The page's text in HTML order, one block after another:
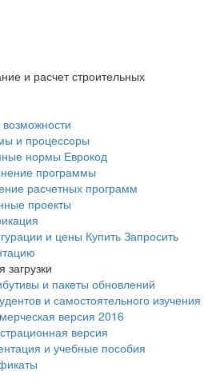
и расчет строительных
и процессоры
нормы Еврокод
программы
расчетных программ
проекты
и цены Купить Запросить
и пакеты обновлений
и самостоятельного изучения
версия 2016
версия
и учебные пособия